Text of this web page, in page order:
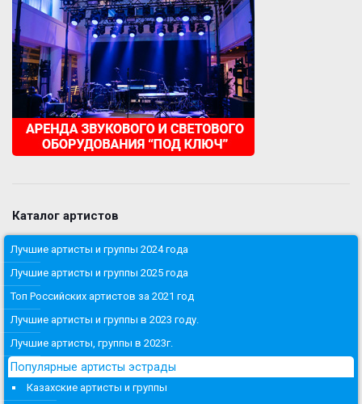
Каталог артистов
Лучшие артисты и группы 2024 года
Лучшие артисты и группы 2025 года
Топ Российских артистов за 2021 год
Лучшие артисты и группы в 2023 году.
Лучшие артисты, группы в 2023г.
Популярные артисты эстрады
Казахские артисты и группы